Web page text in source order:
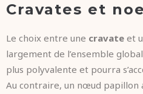
Cravates et
Le choix entre une cravate et
largement de l’ensemble
plus polyvalente et pourra
Au contraire, un nœud papillon